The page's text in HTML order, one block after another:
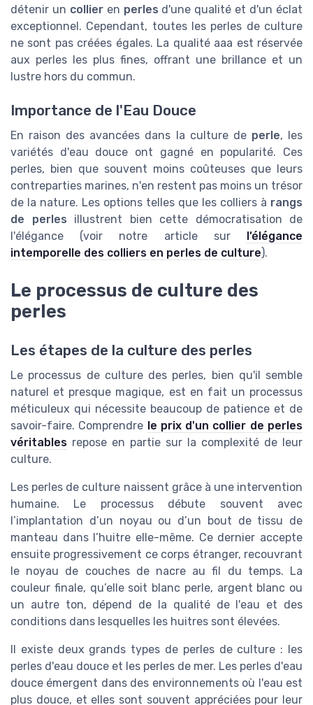
détenir un collieren perles d'une qualité et d'un éclat
exceptionnel. Cependant, toutes les perles de culture
ne sont pas créées égales. La qualité aaa est réservée
aux perles les plus fines, offrant une brillance et un
lustre hors du commun.
Importance de l'Eau Douce
En raison des avancées dans la culture de perle, les
variétés d'eau douce ont gagné en popularité. Ces
perles, bien que souvent moins coûteuses que leurs
contreparties marines, n'en restent pas moins un trésor
de la nature. Les options telles que les colliers à rangs
de perles illustrent bien cette démocratisation de
l'élégance (voir notre article sur l’élégance
intemporelle des colliers en perles de culture).
Le processus de culture des
perles
Les étapes de la culture des perles
Le processus de culture des perles, bien qu'il semble
naturel et presque magique, est en fait un processus
méticuleux qui nécessite beaucoup de patience et de
savoir-faire. Comprendre le prix d'un collier de perles
véritables repose en partie sur la complexité de leur
culture.
Les perles de culture naissent grâce à une intervention
humaine. Le processus débute souvent avec
l’implantation d’un noyau ou d’un bout de tissu de
manteau dans l’huitre elle-même. Ce dernier accepte
ensuite progressivement ce corps étranger, recouvrant
le noyau de couches de nacre au fil du temps. La
couleur finale, qu’elle soit blanc perle, argent blanc ou
un autre ton, dépend de la qualité de l'eau et des
conditions dans lesquelles les huitres sont élevées.
Il existe deux grands types de perles de culture : les
perles d'eau douce et les perles de mer. Les perles d'eau
douce émergent dans des environnements où l'eau est
plus douce, et elles sont souvent appréciées pour leur